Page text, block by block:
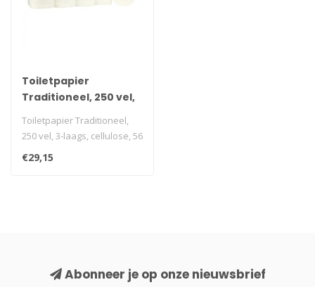
Toiletpapier
Traditioneel, 250 vel,
3-laags, cellulose, 56
rollen
Toiletpapier Traditioneel,
250 vel, 3-laags, cellulose, 56
rollen
i.v.m. transp..
€29,15
Abonneer je op onze nieuwsbrief